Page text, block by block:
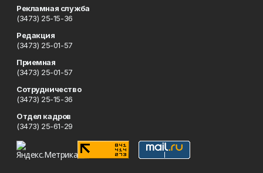
Рекламная служба
(3473) 25-15-36
Редакция
(3473) 25-01-57
Приемная
(3473) 25-01-57
Сотрудничество
(3473) 25-15-36
Отдел кадров
(3473) 25-61-29